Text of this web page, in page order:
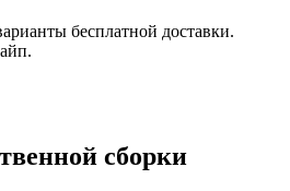
бесплатной доставки.
сборки